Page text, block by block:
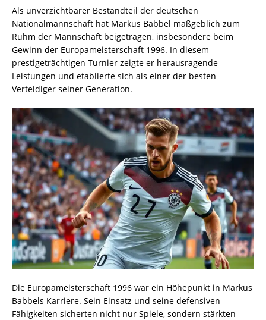
Als unverzichtbarer Bestandteil der deutschen
Nationalmannschaft hat Markus Babbel maßgeblich zum
Ruhm der Mannschaft beigetragen, insbesondere beim
Gewinn der Europameisterschaft 1996. In diesem
prestigeträchtigen Turnier zeigte er herausragende
Leistungen und etablierte sich als einer der besten
Verteidiger seiner Generation.
Die Europameisterschaft 1996 war ein Höhepunkt in Markus
Babbels Karriere. Sein Einsatz und seine defensiven
Fähigkeiten sicherten nicht nur Spiele, sondern stärkten